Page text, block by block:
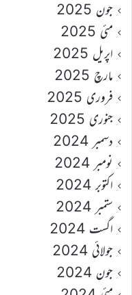
جون 2025
مئی 2025
اپریل 2025
مارچ 2025
فروری 2025
جنوری 2025
دسمبر 2024
نومبر 2024
اکتوبر 2024
ستمبر 2024
اگست 2024
جولائی 2024
جون 2024